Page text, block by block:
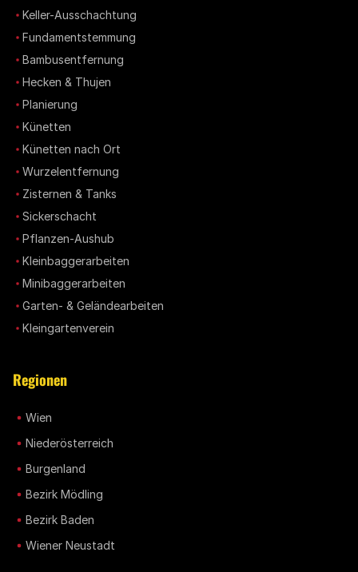
Keller-Ausschachtung
Fundamentstemmung
Bambusentfernung
Hecken & Thujen
Planierung
Künetten
Künetten nach Ort
Wurzelentfernung
Zisternen & Tanks
Sickerschacht
Pflanzen-Aushub
Kleinbaggerarbeiten
Minibaggerarbeiten
Garten- & Geländearbeiten
Kleingartenverein
Regionen
Wien
Niederösterreich
Burgenland
Bezirk Mödling
Bezirk Baden
Wiener Neustadt